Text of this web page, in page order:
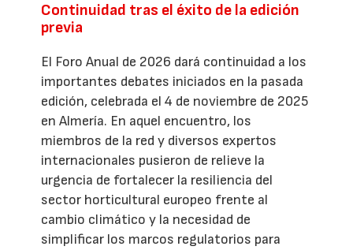
Continuidad tras el éxito de la edición
previa
El Foro Anual de 2026 dará continuidad a los
importantes debates iniciados en la pasada
edición, celebrada el 4 de noviembre de 2025
en Almería. En aquel encuentro, los
miembros de la red y diversos expertos
internacionales pusieron de relieve la
urgencia de fortalecer la resiliencia del
sector horticultural europeo frente al
cambio climático y la necesidad de
simplificar los marcos regulatorios para